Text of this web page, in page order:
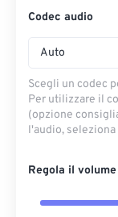
Codec audio
Auto
Scegli un codec
Per utilizzare il
(opzione
l'audio,
Regola il volume